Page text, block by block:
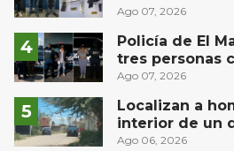
Puebla capital
Ago 07, 2026
Policía de El
tres personas
narcóticos
Ago 07, 2026
Localizan a
interior de un
comunidad El
Ago 06, 2026